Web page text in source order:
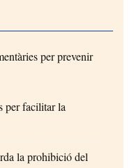
per prevenir
per facilitar la
la prohibició del